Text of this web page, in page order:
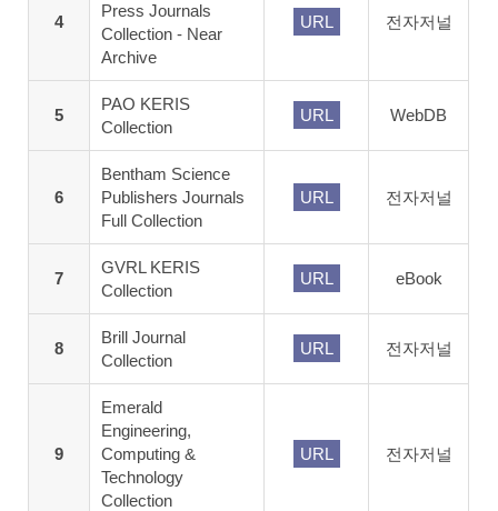
4
Press Journals
Collection - Near
Archive
URL 전자저널
5
PAO KERIS
Collection
URL WebDB
6
Bentham Science
Publishers Journals
Full Collection
URL 전자저널
7
GVRL KERIS
Collection
URL eBook
8
Brill Journal
Collection
URL 전자저널
9
Emerald
Engineering,
Computing &
Technology
Collection
URL 전자저널